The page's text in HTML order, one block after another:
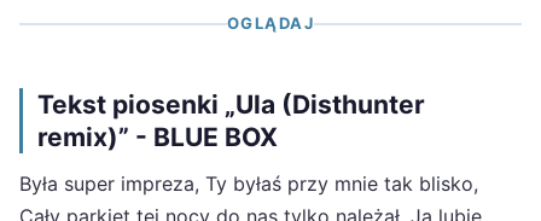
OGLĄDAJ
Tekst piosenki „Ula (Disthunter
remix)” - BLUE BOX
Była super impreza, Ty byłaś przy mnie tak blisko,
Cały parkiet tej nocy do nas tylko należał, Ja lubię